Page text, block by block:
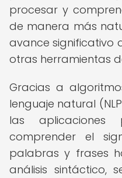
procesar y
de manera más
avance significativo
otras herramientas
Gracias a
lenguaje natural
las aplicaciones
comprender el
palabras y frases
análisis sintáctico,